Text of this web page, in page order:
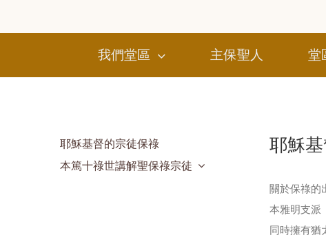
我們堂區 主保聖人 堂
耶穌基督的宗徒保祿
本篤十祿世講解聖保祿宗徒
耶穌
關於保祿的
本雅明支派
同時擁有猶